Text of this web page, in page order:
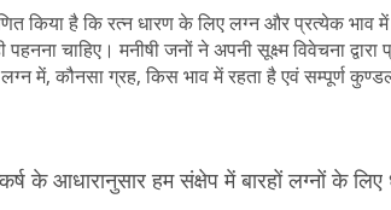
किया है कि रत्न धारण के लिए लग्न और प्रत्येक
चाहिए। मनीषी जनों ने अपनी सूक्ष्म विवेचना
लग्न में, कौनसा ग्रह, किस भाव में रहता है एवं
के आधारानुसार हम संक्षेप में बारहों लग्नों के